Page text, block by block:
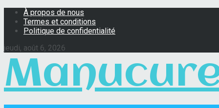
À propos de nous
Termes et conditions
Politique de confidentialité
jeudi, août 6, 2026